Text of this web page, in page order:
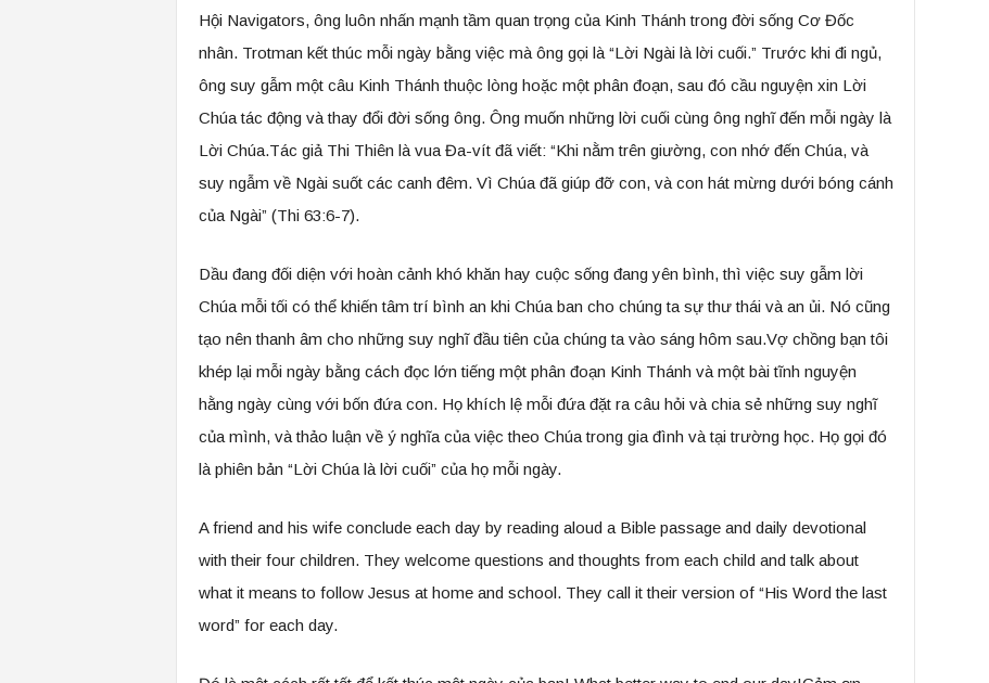
Hội Navigators, ông luôn nhấn mạnh tầm quan trọng của Kinh Thánh trong đời sống Cơ Đốc
nhân. Trotman kết thúc mỗi ngày bằng việc mà ông gọi là “Lời Ngài là lời cuối.” Trước khi đi ngủ,
ông suy gẫm một câu Kinh Thánh thuộc lòng hoặc một phân đoạn, sau đó cầu nguyện xin Lời
Chúa tác động và thay đổi đời sống ông. Ông muốn những lời cuối cùng ông nghĩ đến mỗi ngày là
Lời Chúa.Tác giả Thi Thiên là vua Đa-vít đã viết: “Khi nằm trên giường, con nhớ đến Chúa, và
suy ngẫm về Ngài suốt các canh đêm. Vì Chúa đã giúp đỡ con, và con hát mừng dưới bóng cánh
của Ngài” (Thi 63:6-7).
Dầu đang đối diện với hoàn cảnh khó khăn hay cuộc sống đang yên bình, thì việc suy gẫm lời
Chúa mỗi tối có thể khiến tâm trí bình an khi Chúa ban cho chúng ta sự thư thái và an ủi. Nó cũng
tạo nên thanh âm cho những suy nghĩ đầu tiên của chúng ta vào sáng hôm sau.Vợ chồng bạn tôi
khép lại mỗi ngày bằng cách đọc lớn tiếng một phân đoạn Kinh Thánh và một bài tĩnh nguyện
hằng ngày cùng với bốn đứa con. Họ khích lệ mỗi đứa đặt ra câu hỏi và chia sẻ những suy nghĩ
của mình, và thảo luận về ý nghĩa của việc theo Chúa trong gia đình và tại trường học. Họ gọi đó
là phiên bản “Lời Chúa là lời cuối” của họ mỗi ngày.
A friend and his wife conclude each day by reading aloud a Bible passage and daily devotional
with their four children. They welcome questions and thoughts from each child and talk about
what it means to follow Jesus at home and school. They call it their version of “His Word the last
word” for each day.